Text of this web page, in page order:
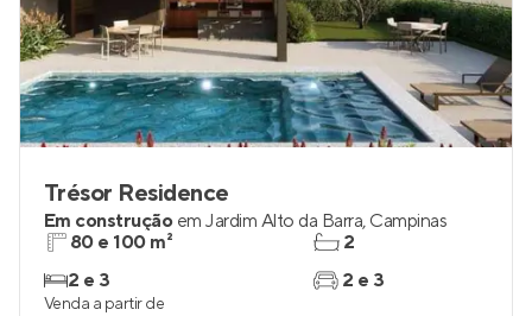
Trésor Residence
Em construção em Jardim Alto da Barra, Campinas
80 e 100 m²
2 e 3
2
2 e 3
Venda a partir de